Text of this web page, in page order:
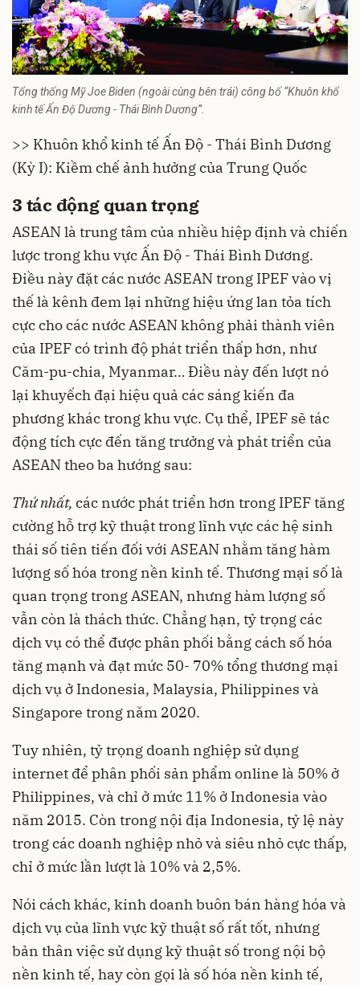
Tổng thống Mỹ Joe Biden (ngoài cùng bên trái) công bố “Khuôn khổ
kinh tế Ấn Độ Dương - Thái Bình Dương”.
>> Khuôn khổ kinh tế Ấn Độ - Thái Bình Dương
(Kỳ I): Kiềm chế ảnh hưởng của Trung Quốc
3 tác động quan trọng
ASEAN là trung tâm của nhiều hiệp định và chiến
lược trong khu vực Ấn Độ - Thái Bình Dương.
Điều này đặt các nước ASEAN trong IPEF vào vị
thế là kênh đem lại những hiệu ứng lan tỏa tích
cực cho các nước ASEAN không phải thành viên
của IPEF có trình độ phát triển thấp hơn, như
Căm-pu-chia, Myanmar… Điều này đến lượt nó
lại khuyếch đại hiệu quả các sáng kiến đa
phương khác trong khu vực. Cụ thể, IPEF sẽ tác
động tích cực đến tăng trưởng và phát triển của
ASEAN theo ba hướng sau:
Thứ nhất, các nước phát triển hơn trong IPEFtăng
cường hỗ trợ kỹ thuật trong lĩnh vực các hệ sinh
thái số tiên tiến đối với ASEAN nhằm tăng hàm
lượng số hóa trong nền kinh tế. Thương mại số là
quan trọng trong ASEAN, nhưng hàm lượng số
vẫn còn là thách thức. Chẳng hạn, tỷ trọng các
dịch vụ có thể được phân phối bằng cách số hóa
tăng mạnh và đạt mức 50- 70% tổng thương mại
dịch vụ ở Indonesia, Malaysia, Philippines và
Singapore trong năm 2020.
Tuy nhiên, tỷ trọng doanh nghiệp sử dụng
internet để phân phối sản phẩm online là 50% ở
Philippines, và chỉ ở mức 11% ở Indonesia vào
năm 2015. Còn trong nội địa Indonesia, tỷ lệ này
trong các doanh nghiệp nhỏ và siêu nhỏ cực thấp,
chỉ ở mức lần lượt là 10% và 2,5%.
Nói cách khác, kinh doanh buôn bán hàng hóa và
dịch vụ của lĩnh vực kỹ thuật số rất tốt, nhưng
bản thân việc sử dụng kỹ thuật số trong nội bộ
nền kinh tế, hay còn gọi là số hóa nền kinh tế,